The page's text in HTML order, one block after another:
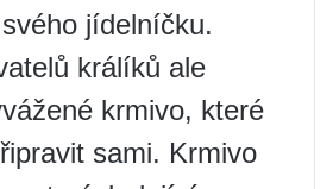
jídelníčku.
králíků ale
krmivo, které
sami. Krmivo